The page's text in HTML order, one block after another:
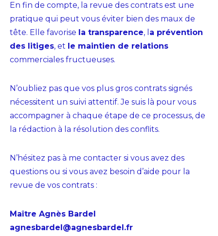
En fin de compte, la revue des contrats est une
pratique qui peut vous éviter bien des maux de
tête. Elle favorise la transparence, l a prévention
des litiges, et le maintien de relations
commerciales fructueuses.
N’oubliez pas que vos plus gros contrats signés
nécessitent un suivi attentif. Je suis là pour vous
accompagner à chaque étape de ce processus, de
la rédaction à la résolution des conflits.
N’hésitez pas à me contacter si vous avez des
questions ou si vous avez besoin d’aide pour la
revue de vos contrats :
Maître Agnès Bardel
agnesbardel@agnesbardel.fr